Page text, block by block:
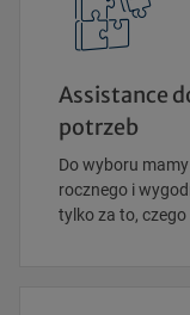
Assistance
potrzeb
Do wyboru
rocznego i
tylko za to,